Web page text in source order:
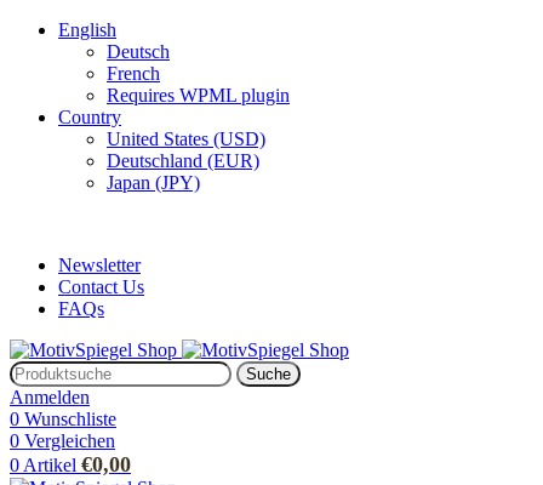
English
Deutsch
French
Requires WPML plugin
Country
United States (USD)
Deutschland (EUR)
Japan (JPY)
Newsletter
Contact Us
FAQs
Suche
Anmelden
0 Wunschliste
0 Vergleichen
0 Artikel €0,00